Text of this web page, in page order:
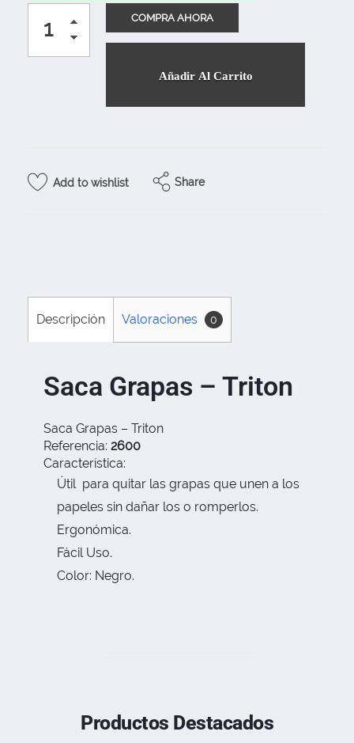
Añadir Al Carrito
Add to wishlist Share
Descripción Valoraciones 0
Saca Grapas – Triton
Saca Grapas – Triton
Referencia: 2600
Característica:
Útil para quitar las grapas que unen a los
papeles sin dañar los o romperlos.
Ergonómica.
Fácil Uso.
Color: Negro.
Productos Destacados